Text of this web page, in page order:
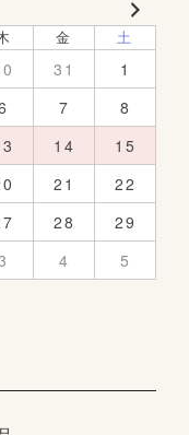
金 土
31
1
7
8
14
15
21
22
28
29
4 5